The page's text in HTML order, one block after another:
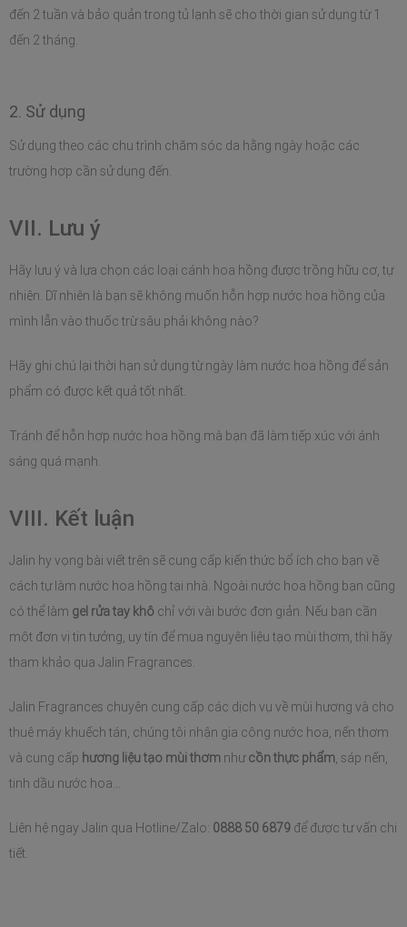
đến 2 tuần và bảo quản trong tủ lạnh sẽ cho thời gian sử dụng từ 1
đến 2 tháng.
2. Sử dụng
Sử dụng theo các chu trình chăm sóc da hằng ngày hoặc các
trường hợp cần sử dụng đến.
VII. Lưu ý
Hãy lưu ý và lựa chọn các loại cánh hoa hồng được trồng hữu cơ, tự
nhiên. Dĩ nhiên là bạn sẽ không muốn hỗn hợp nước hoa hồng của
mình lẫn vào thuốc trừ sâu phải không nào?
Hãy ghi chú lại thời hạn sử dụng từ ngày làm nước hoa hồng để sản
phẩm có được kết quả tốt nhất.
Tránh để hỗn hợp nước hoa hồng mà bạn đã làm tiếp xúc với ánh
sáng quá mạnh.
VIII. Kết luận
Jalin hy vọng bài viết trên sẽ cung cấp kiến thức bổ ích cho bạn về
cách tự làm nước hoa hồng tại nhà. Ngoài nước hoa hồng bạn cũng
có thể làm gel rửa tay khô chỉ với vài bước đơn giản. Nếu bạn cần
một đơn vị tin tưởng, uy tín để mua nguyên liệu tạo mùi thơm, thì hãy
tham khảo qua Jalin Fragrances.
Jalin Fragrances chuyên cung cấp các dịch vụ về mùi hương và cho
thuê máy khuếch tán, chúng tôi nhận gia công nước hoa, nến thơm
và cung cấp hương liệu tạo mùi thơm như cồn thực phẩm, sáp nến,
tinh dầu nước hoa…
Liên hệ ngay Jalin qua Hotline/Zalo: 0888 50 6879 để được tư vấn chi
tiết.